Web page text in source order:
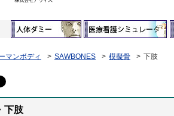
マンボディ SAWBONES 模擬骨 下肢
下肢